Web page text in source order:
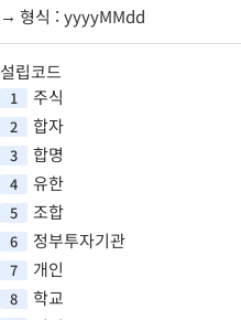
형식 : yyyyMMdd
설립코드
1 주식
2 합자
3 합명
4 유한
5 조합
6 정부투자기관
7 개인
8 학교